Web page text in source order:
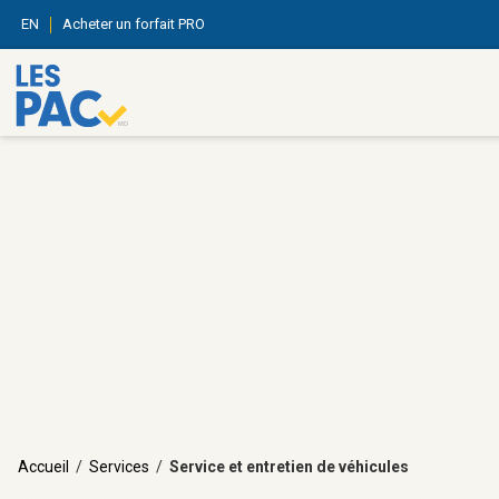
EN Acheter un forfait PRO
Accueil / Services / Service et entretien de véhicules